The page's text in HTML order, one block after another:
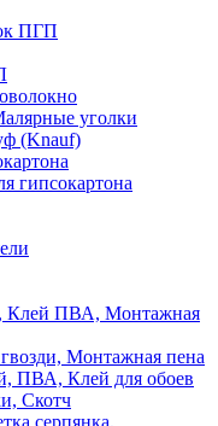
ПГП
уголки
(Knauf)
гипсокартона
Клей ПВА, Монтажная
Монтажная пена
ПВА, Клей для обоев
Скотч
серпянка,